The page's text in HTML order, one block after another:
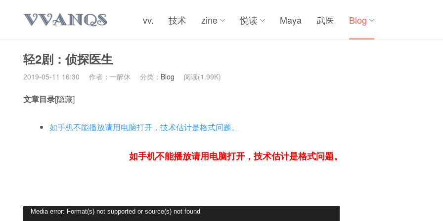
vv. 技术 zine 悦读 Maya 武医 Blog
轻2剧：侦探医生
2019-05-11 16:30 作者：一醉休 分类： Blog 阅读(1.99K)
文章目录[隐藏]
如手机不能播放请用电脑打开，技术估计是格式问题。
如手机不能播放请用电脑打开，技术估计是格式问题。
Media error: Format(s) not supported or source(s) not found